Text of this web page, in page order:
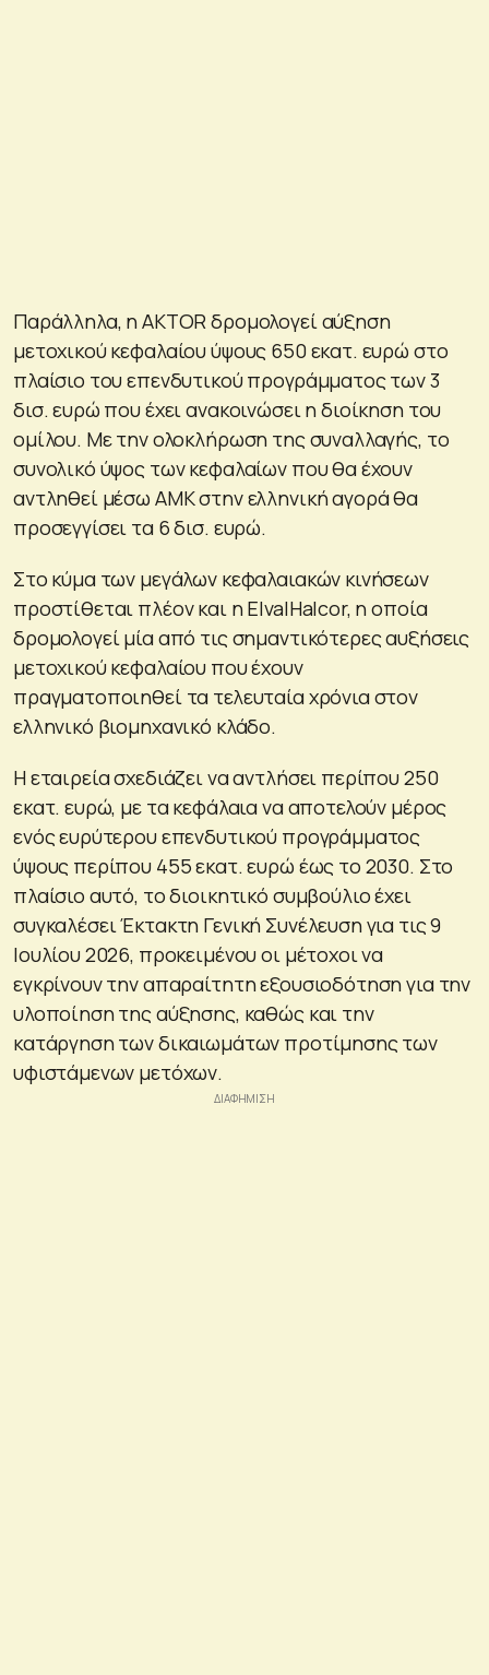
Παράλληλα, η AKTOR δρομολογεί αύξηση
μετοχικού κεφαλαίου ύψους 650 εκατ. ευρώ στο
πλαίσιο του επενδυτικού προγράμματος των 3
δισ. ευρώ που έχει ανακοινώσει η διοίκηση του
ομίλου. Με την ολοκλήρωση της συναλλαγής, το
συνολικό ύψος των κεφαλαίων που θα έχουν
αντληθεί μέσω ΑΜΚ στην ελληνική αγορά θα
προσεγγίσει τα 6 δισ. ευρώ.
Στο κύμα των μεγάλων κεφαλαιακών κινήσεων
προστίθεται πλέον και η ElvalHalcor, η οποία
δρομολογεί μία από τις σημαντικότερες αυξήσεις
μετοχικού κεφαλαίου που έχουν
πραγματοποιηθεί τα τελευταία χρόνια στον
ελληνικό βιομηχανικό κλάδο.
Η εταιρεία σχεδιάζει να αντλήσει περίπου 250
εκατ. ευρώ, με τα κεφάλαια να αποτελούν μέρος
ενός ευρύτερου επενδυτικού προγράμματος
ύψους περίπου 455 εκατ. ευρώ έως το 2030. Στο
πλαίσιο αυτό, το διοικητικό συμβούλιο έχει
συγκαλέσει Έκτακτη Γενική Συνέλευση για τις 9
Ιουλίου 2026, προκειμένου οι μέτοχοι να
εγκρίνουν την απαραίτητη εξουσιοδότηση για την
υλοποίηση της αύξησης, καθώς και την
κατάργηση των δικαιωμάτων προτίμησης των
υφιστάμενων μετόχων.